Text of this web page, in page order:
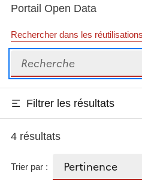
Portail Open Data
Rechercher dans les réutilisations
Recherche
Filtrer les résultats
4 résultats
Trier par :